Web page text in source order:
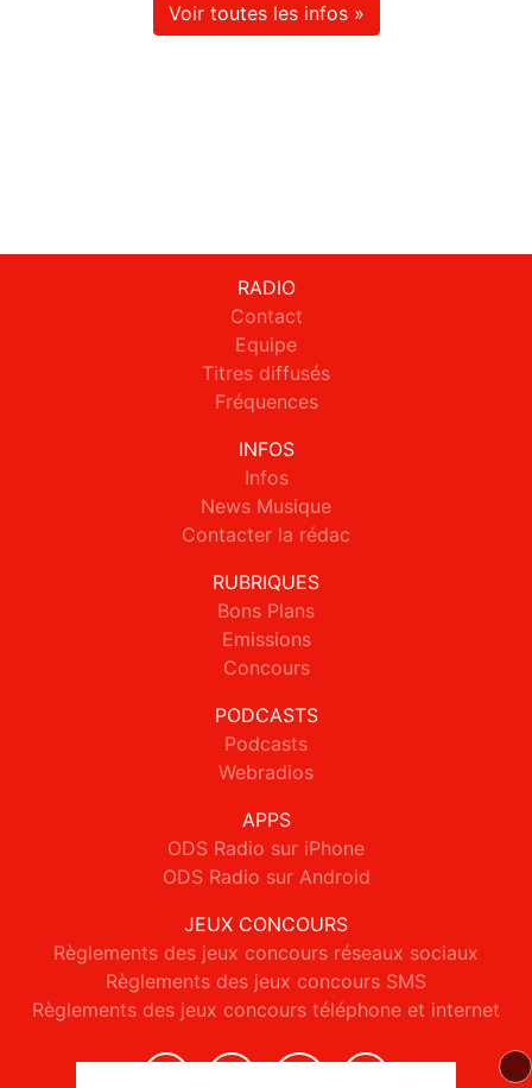
Voir toutes les infos »
RADIO
Contact
Equipe
Titres diffusés
Fréquences
INFOS
Infos
News Musique
Contacter la rédac
RUBRIQUES
Bons Plans
Emissions
Concours
PODCASTS
Podcasts
Webradios
APPS
ODS Radio sur iPhone
ODS Radio sur Android
JEUX CONCOURS
Règlements des jeux concours réseaux sociaux
Règlements des jeux concours SMS
Règlements des jeux concours téléphone et internet